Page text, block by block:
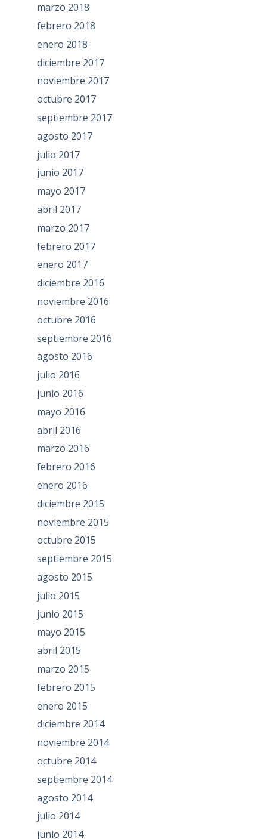
marzo 2018
febrero 2018
enero 2018
diciembre 2017
noviembre 2017
octubre 2017
septiembre 2017
agosto 2017
julio 2017
junio 2017
mayo 2017
abril 2017
marzo 2017
febrero 2017
enero 2017
diciembre 2016
noviembre 2016
octubre 2016
septiembre 2016
agosto 2016
julio 2016
junio 2016
mayo 2016
abril 2016
marzo 2016
febrero 2016
enero 2016
diciembre 2015
noviembre 2015
octubre 2015
septiembre 2015
agosto 2015
julio 2015
junio 2015
mayo 2015
abril 2015
marzo 2015
febrero 2015
enero 2015
diciembre 2014
noviembre 2014
octubre 2014
septiembre 2014
agosto 2014
julio 2014
junio 2014